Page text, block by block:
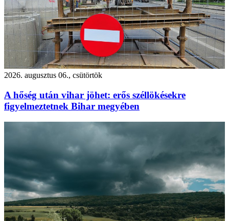
2026. augusztus 06., csütörtök
A hőség után vihar jöhet: erős széllökésekre
figyelmeztetnek Bihar megyében